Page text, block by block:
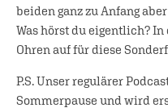
beiden ganz zu Anfang
Was hörst du eigentlich? In
Ohren auf für diese
P.S. Unser regulärer
Sommerpause und wird